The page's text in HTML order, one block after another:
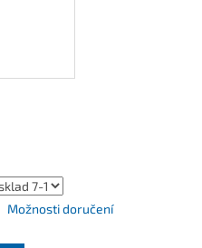
Možnosti doručení